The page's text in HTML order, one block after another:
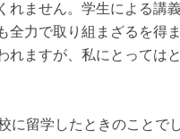
ません。学生による講
全力で取り組まざるを得
ますが、私にとっては
に留学したときのことで